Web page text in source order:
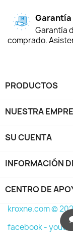
Garantía
Garantía
comprado.
PRODUCTOS
NUESTRA
SU CUENTA
INFORMACIÓN
CENTRO DE
kroxne.com ©
facebook -